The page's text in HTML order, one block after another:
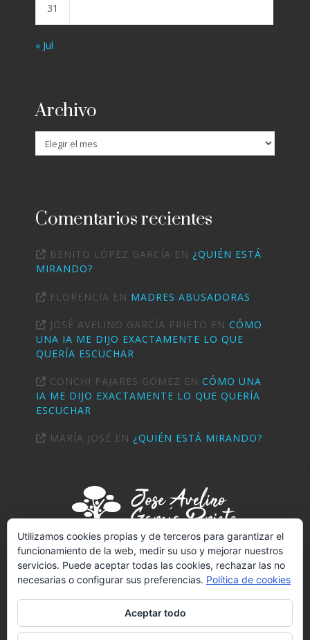
31
« Jul
Archivo
Archivo
Comentarios recientes
BENITO LÓPEZ GARCÍA EN ¿QUIÉN ESTÁ
MIRANDO?
FLORENCIA EN MADRES ABUSADORAS
JOSÉ AVELINO GARCÍA PRIETO EN CÓMO
UNA IA ME DIJO EXACTAMENTE LO QUE
QUERÍA ESCUCHAR
CONCHI PAJARES GÓMEZ EN CÓMO UNA
IA ME DIJO EXACTAMENTE LO QUE QUERÍA
ESCUCHAR
MARÍA JOSÉ EN ¿QUIÉN ESTÁ MIRANDO?
PSICÓLOGO (T-2289)
NIF:02703414V
REGISTRO SANITARIO Nº 4502
LICENCIADO EN PSICOLOGÍA POR LA UNED
Utilizamos cookies propias y de terceros para garantizar el
funcionamiento de la web, medir su uso y mejorar nuestros
servicios. Puede aceptar todas las cookies, rechazar las no
necesarias o configurar sus preferencias. Política de cookies
Aceptar todo